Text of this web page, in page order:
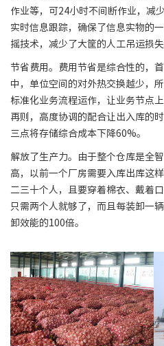
作业等，可24小时不间断作业，减
实时信息跟踪，确保了信息实物的
摇技术，减少了大筐的人工吊运损失
节省费用。费用节省是综合性的，
中，单位空间的对外热交换越少，
标准化业务流程运作，让业务节点
再则，高度协调的配合让出入库的
三点将存储综合成本下降60%。
解放了生产力。由于整个仓库是全
高，以前一个厂房需要入库出库这
二三十个人，且要穿着棉衣、戴着
只需两个人就够了，而且每装卸一
卸效能的100倍。